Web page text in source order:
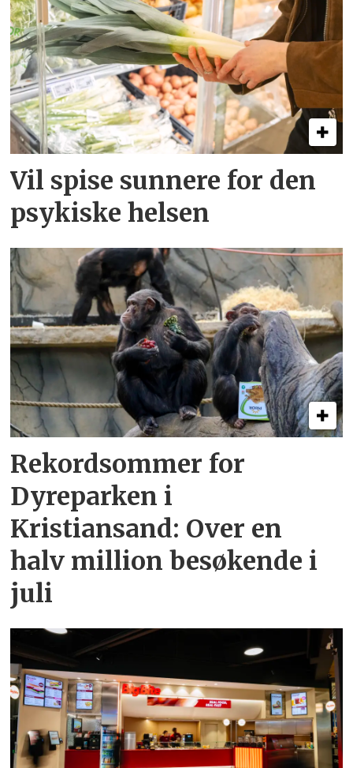
Vil spise sunnere for den
psykiske helsen
Rekordsommer for
Dyreparken i
Kristiansand: Over en
halv million besøkende i
juli